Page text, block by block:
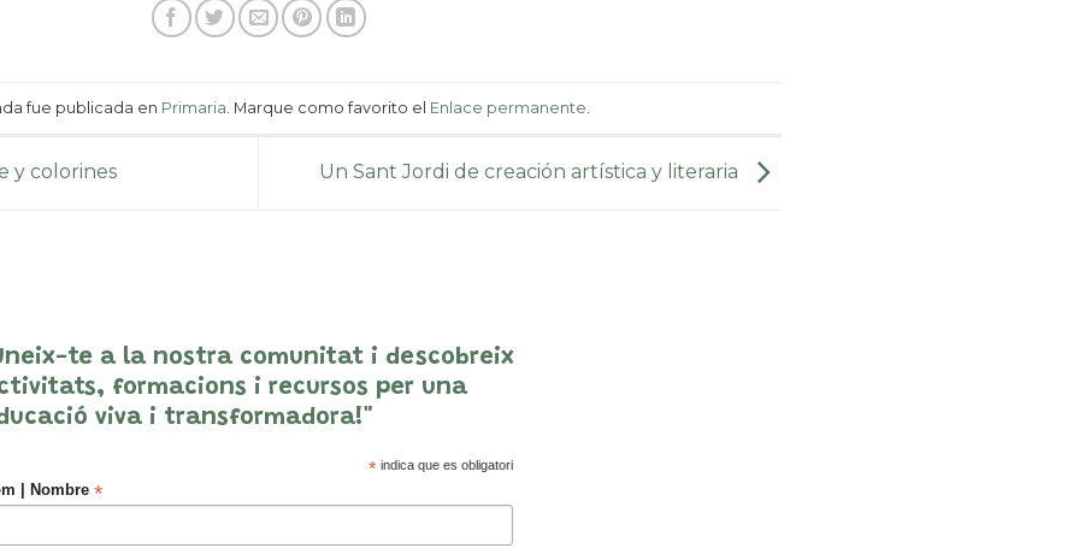
fue publicada en Primaria . Marque como favorito el Enlace permanente
y colorines Un Sant Jordi de creación artística y literaria
te a la nostra comunitat i descobreix
formacions i recursos per una
viva i transformadora!"
*indica que es obligatori
| Nombre *